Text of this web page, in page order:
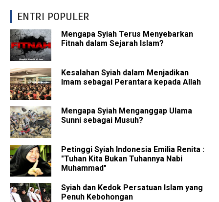
ENTRI POPULER
Mengapa Syiah Terus Menyebarkan
Fitnah dalam Sejarah Islam?
Kesalahan Syiah dalam Menjadikan
Imam sebagai Perantara kepada Allah
Mengapa Syiah Menganggap Ulama
Sunni sebagai Musuh?
Petinggi Syiah Indonesia Emilia Renita :
"Tuhan Kita Bukan Tuhannya Nabi
Muhammad"
Syiah dan Kedok Persatuan Islam yang
Penuh Kebohongan